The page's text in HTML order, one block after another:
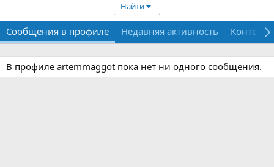
Найти
Сообщения в профиле Недавняя активность Контент
В профиле artemmaggot пока нет ни одного сообщения.